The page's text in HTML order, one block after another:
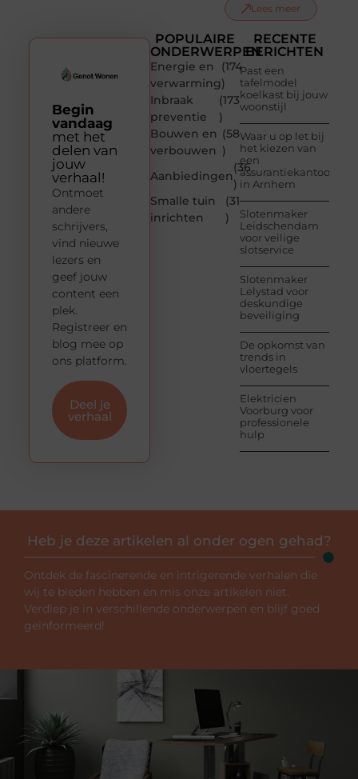
Lees meer
POPULAIRE
ONDERWERPEN
Energie en
verwarming
(174
)
Inbraak
preventie
(173
)
Bouwen en
verbouwen
(58
)
Aanbiedingen
(36
)
Smalle tuin
inrichten
(31
)
RECENTE
BERICHTEN
Past een
tafelmodel
koelkast bij jouw
woonstijl
Waar u op let bij
het kiezen van
een
assurantiekantoor
in Arnhem
Slotenmaker
Leidschendam
voor veilige
slotservice
Slotenmaker
Lelystad voor
deskundige
beveiliging
De opkomst van
trends in
vloertegels
Elektricien
Voorburg voor
professionele
hulp
Begin
vandaag
met het
delen van
jouw
verhaal!
Ontmoet
andere
schrijvers,
vind nieuwe
lezers en
geef jouw
content een
plek.
Registreer en
blog mee op
ons platform.
Deel je
verhaal
Heb je deze artikelen al onder ogen gehad?
Ontdek de fascinerende en intrigerende verhalen die
wij te bieden hebben en mis onze artikelen niet.
Verdiep je in verschillende onderwerpen en blijf goed
geïnformeerd!